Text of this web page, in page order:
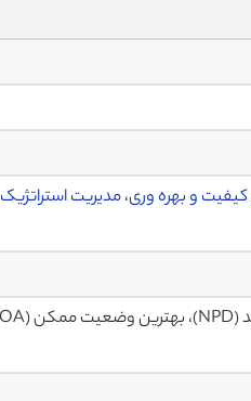
کیفیت و بهره وری،مدیریت استراتژیک